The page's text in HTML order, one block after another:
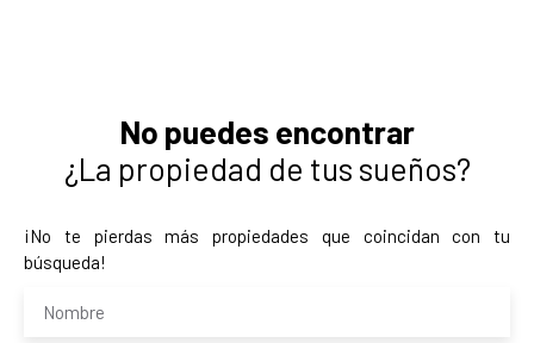
No puedes encontrar
¿La propiedad de tus sueños?
¡No te pierdas más propiedades que coincidan con tu
búsqueda!
Nombre